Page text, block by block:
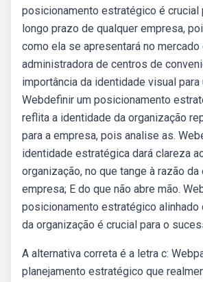
posicionamento estratégico é crucial
longo prazo de qualquer empresa,
como ela se apresentará no mercado
administradora de centros de
importância da identidade visual para
Webdefinir um posicionamento
reflita a identidade da organização
para a empresa, pois analise as.
identidade estratégica dará clareza
organização, no que tange à razão
empresa; E do que não abre mão.
posicionamento estratégico alinhado
da organização é crucial para o
A alternativa correta é a letra c:
planejamento estratégico que